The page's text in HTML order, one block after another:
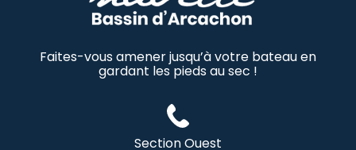
Faites-vous amener jusqu’à votre bateau en
gardant les pieds au sec !
Section Ouest